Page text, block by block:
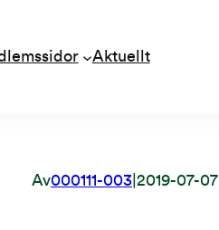
Aktuellt
Av000111-003 2019-07-07